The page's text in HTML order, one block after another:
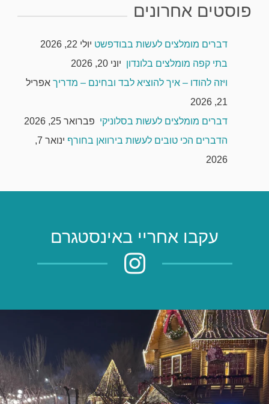
פוסטים אחרונים
דברים מומלצים לעשות בבודפשט יולי 22, 2026
בתי קפה מומלצים בלונדון יוני 20, 2026
ויזה להודו – איך להוציא לבד ובחינם – מדריך אפריל
21, 2026
דברים מומלצים לעשות בסלוניקי פברואר 25, 2026
הדברים הכי טובים לעשות בירוואן בחורף
ינואר 7,
2026
עקבו אחריי באינסטגרם